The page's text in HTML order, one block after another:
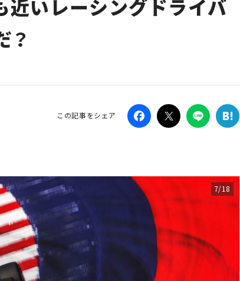
いレーシングドライバ
？
この記事をシェア
7/18
Special